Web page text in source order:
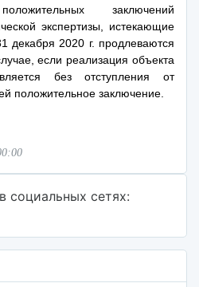
заключений
экспертизы, истекающие
декабря 2020 г. продлеваются
если реализация объекта
без отступления от
положительное заключение.
социальных сетях: